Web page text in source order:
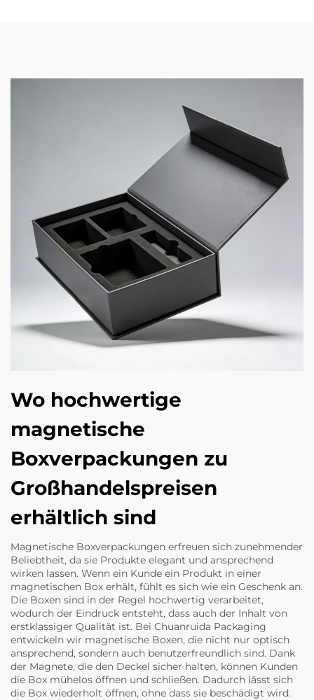
Wo hochwertige
magnetische
Boxverpackungen zu
Großhandelspreisen
erhältlich sind
Magnetische Boxverpackungen erfreuen sich zunehmender
Beliebtheit, da sie Produkte elegant und ansprechend
wirken lassen. Wenn ein Kunde ein Produkt in einer
magnetischen Box erhält, fühlt es sich wie ein Geschenk an.
Die Boxen sind in der Regel hochwertig verarbeitet,
wodurch der Eindruck entsteht, dass auch der Inhalt von
erstklassiger Qualität ist. Bei Chuanruida Packaging
entwickeln wir magnetische Boxen, die nicht nur optisch
ansprechend, sondern auch benutzerfreundlich sind. Dank
der Magnete, die den Deckel sicher halten, können Kunden
die Box mühelos öffnen und schließen. Dadurch lässt sich
die Box wiederholt öffnen, ohne dass sie beschädigt wird.